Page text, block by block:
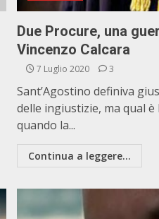
Due Procure, una
Vincenzo Calcara
7 Luglio 2020 3
Sant’Agostino definiva
delle ingiustizie, ma qual
quando la...
Continua a leggere...